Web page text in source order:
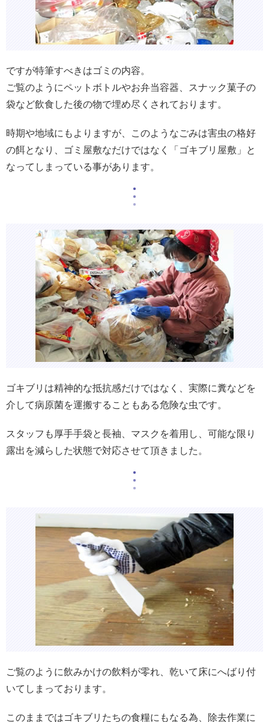
ですが特筆すべきはゴミの内容。
ご覧のようにペットボトルやお弁当容器、スナック菓子の
袋など飲食した後の物で埋め尽くされております。
時期や地域にもよりますが、このようなごみは害虫の格好
の餌となり、ゴミ屋敷なだけではなく「ゴキブリ屋敷」と
なってしまっている事があります。
ゴキブリは精神的な抵抗感だけではなく、実際に糞などを
介して病原菌を運搬することもある危険な虫です。
スタッフも厚手手袋と長袖、マスクを着用し、可能な限り
露出を減らした状態で対応させて頂きました。
ご覧のように飲みかけの飲料が零れ、乾いて床にへばり付
いてしまっております。
このままではゴキブリたちの食糧にもなる為、除去作業に